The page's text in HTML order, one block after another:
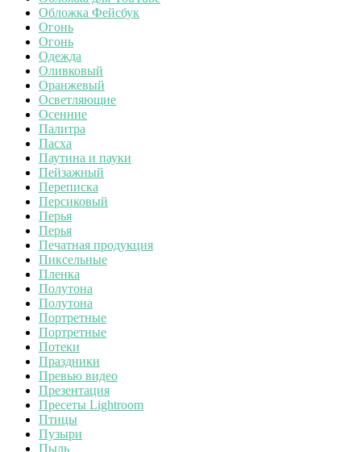
Обложка Фейсбук
Огонь
Огонь
Одежда
Оливковый
Оранжевый
Осветляющие
Осенние
Палитра
Пасха
Паутина и пауки
Пейзажный
Переписка
Персиковый
Перья
Перья
Печатная продукция
Пиксельные
Пленка
Полутона
Полутона
Портретные
Портретные
Потеки
Праздники
Превью видео
Презентация
Пресеты Lightroom
Птицы
Пузыри
Пыль